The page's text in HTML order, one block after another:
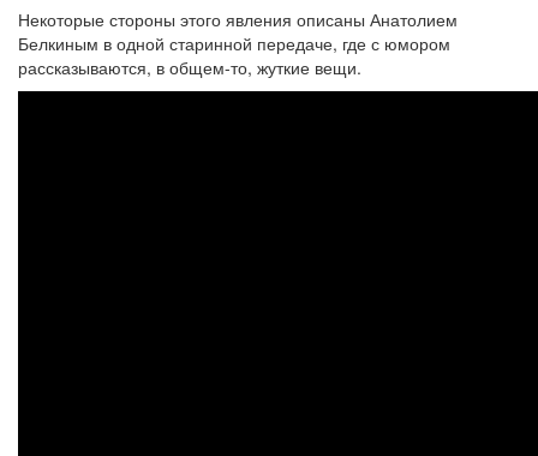
Некоторые стороны этого явления описаны Анатолием
Белкиным в одной старинной передаче, где с юмором
рассказываются, в общем-то, жуткие вещи.